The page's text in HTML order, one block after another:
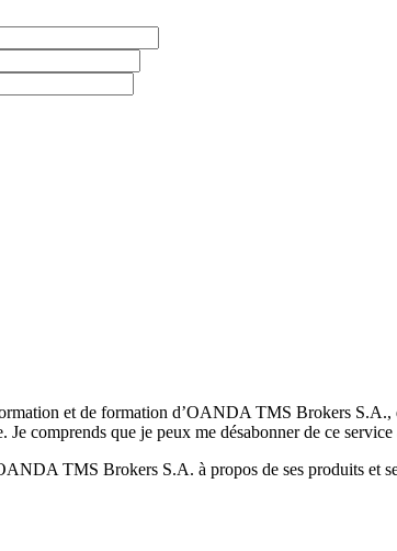
et de formation d’OANDA TMS Brokers S.A.,
comprends que je peux me désabonner de ce
TMS Brokers S.A. à propos de ses produits et